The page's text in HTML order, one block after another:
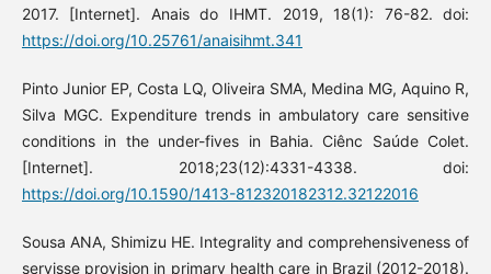
2017. [Internet]. Anais do IHMT. 2019, 18(1): 76-82. doi:
https://doi.org/10.25761/anaisihmt.341
Pinto Junior EP, Costa LQ, Oliveira SMA, Medina MG, Aquino R,
Silva MGC. Expenditure trends in ambulatory care sensitive
conditions in the under-fives in Bahia. Ciênc Saúde Colet.
[Internet]. 2018;23(12):4331-4338. doi:
https://doi.org/10.1590/1413-812320182312.32122016
Sousa ANA, Shimizu HE. Integrality and comprehensiveness of
servisse provision in primary health care in Brazil (2012-2018).